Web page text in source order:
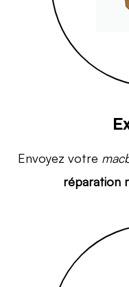
Envoyez votre
réparation